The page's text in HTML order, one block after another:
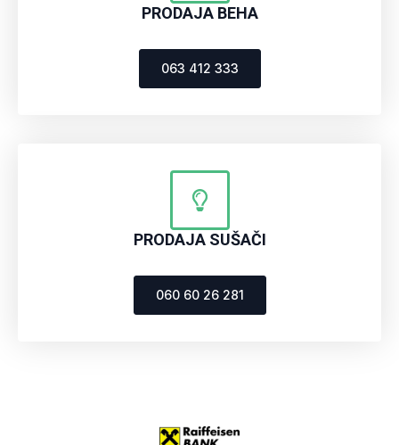
PRODAJA BEHA
063 412 333
PRODAJA SUŠAČI
060 60 26 281